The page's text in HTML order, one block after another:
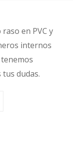
en PVC y
internos
dudas.